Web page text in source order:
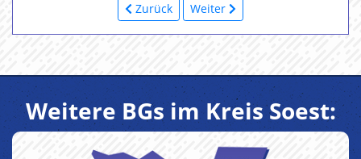
Zurück Weiter
Weitere BGs im Kreis Soest: